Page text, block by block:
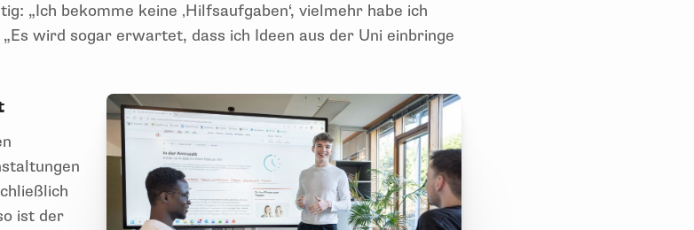
„Ich bekomme keine ‚Hilfsaufgaben‘, vielmehr habe ich
wird sogar erwartet, dass ich Ideen aus der Uni einbringe
ist der